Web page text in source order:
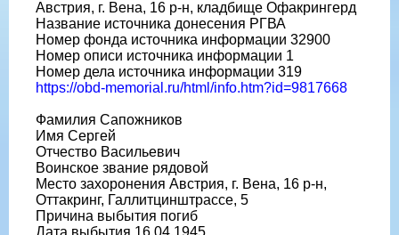
Австрия, г. Вена, 16 р-н, кладбище Офакрингерд
Название источника донесения РГВА
Номер фонда источника информации 32900
Номер описи источника информации 1
Номер дела источника информации 319
https://obd-memorial.ru/html/info.htm?id=9817668
Фамилия Сапожников
Имя Сергей
Отчество Васильевич
Воинское звание рядовой
Место захоронения Австрия, г. Вена, 16 р-н,
Оттакринг, Галлитцинштрассе, 5
Причина выбытия погиб
Дата выбытия 16.04.1945